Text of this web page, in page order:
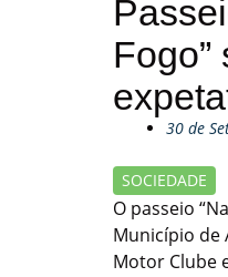
30 de
SOCIEDADE
O passeio
Município de
Motor Clube